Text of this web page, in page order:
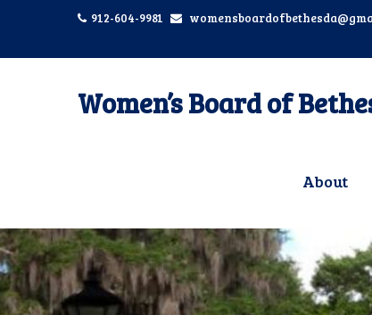
912-604-9981
Women’s Board of
About